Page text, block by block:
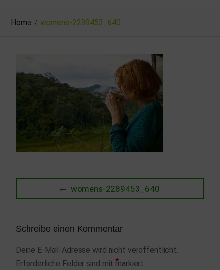
Home womens-2289453_640
Beitragsnavigation
Previous
post:
womens-2289453_640
Schreibe einen Kommentar
Deine E-Mail-Adresse wird nicht veröffentlicht.
Erforderliche Felder sind mit *
markiert